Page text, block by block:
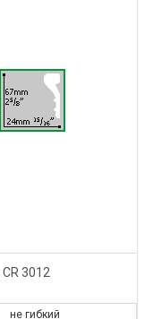
3012
не гибкий